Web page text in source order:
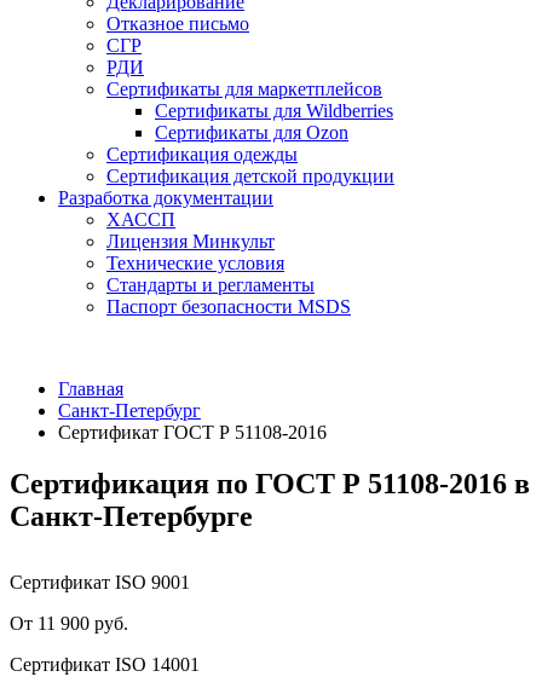
Отказное письмо
СГР
РДИ
Сертификаты для маркетплейсов
Сертификаты для Wildberries
Сертификаты для Ozon
Сертификация одежды
Сертификация детской продукции
Разработка документации
ХАССП
Лицензия Минкульт
Технические условия
Стандарты и регламенты
Паспорт безопасности MSDS
Главная
Санкт-Петербург
Сертификат ГОСТ Р 51108-2016
Сертификация по ГОСТ Р 51108-2016 в
Санкт-Петербурге
Сертификат ISO 9001
От 11 900 руб.
Сертификат ISO 14001